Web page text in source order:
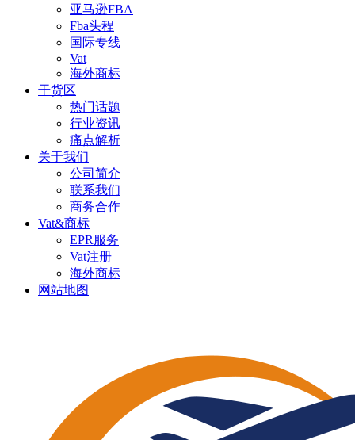
亚马逊FBA
Fba头程
国际专线
Vat
海外商标
干货区
热门话题
行业资讯
痛点解析
关于我们
公司简介
联系我们
商务合作
Vat&商标
EPR服务
Vat注册
海外商标
网站地图